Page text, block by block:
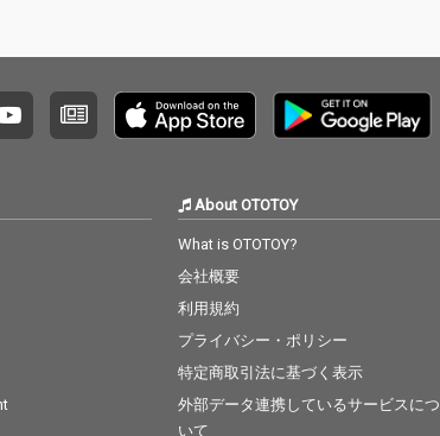
About OTOTOY
What is OTOTOY?
会社概要
利用規約
プライバシー・ポリシー
特定商取引法に基づく表示
外部データ連携しているサービスにつ
いて